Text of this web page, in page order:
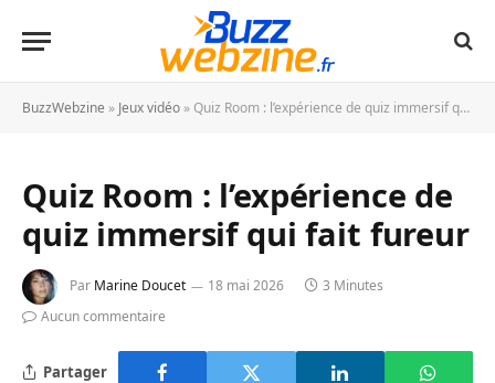
BuzzWebzine » Jeux vidéo » Quiz Room : l’expérience de quiz immersif qui fait fureur
Quiz Room : l’expérience de
quiz immersif qui fait fureur
Par Marine Doucet 18 mai 2026
3 Minutes
Aucun commentaire
Partager